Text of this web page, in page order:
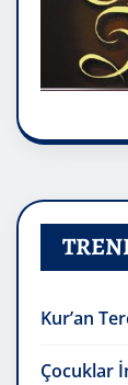
Kur’an
Çocuklar